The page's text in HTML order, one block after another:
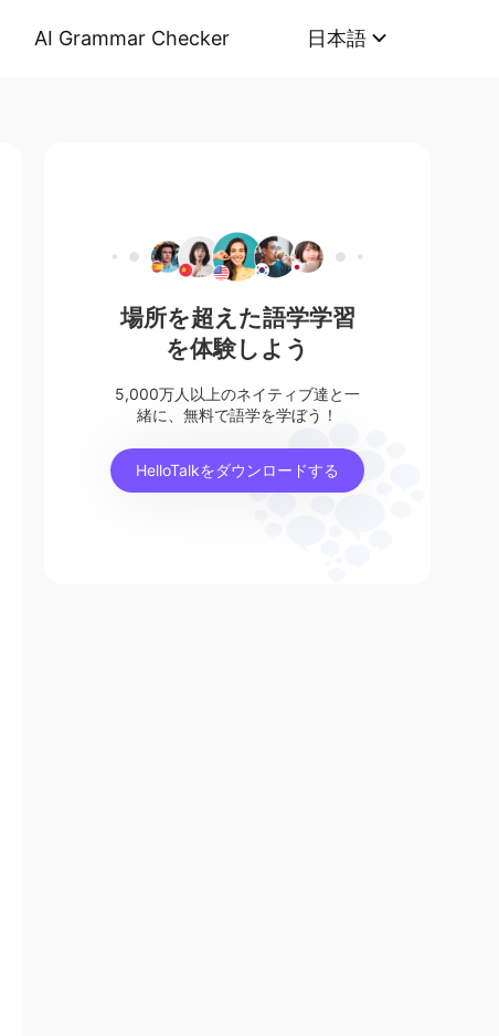
AI Grammar Checker 日本語
場所を超えた語学学習
を体験しよう
5,000万人以上のネイティブ達と一
緒に、無料で語学を学ぼう！
HelloTalkをダウンロードする